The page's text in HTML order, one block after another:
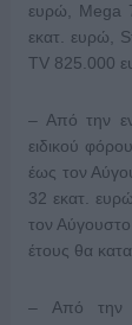
ευρώ, Mega
εκατ. ευρώ,
TV 825.000
– Από την
ειδικού
έως τον
32 εκατ.
τον
έτους θα
– Από την